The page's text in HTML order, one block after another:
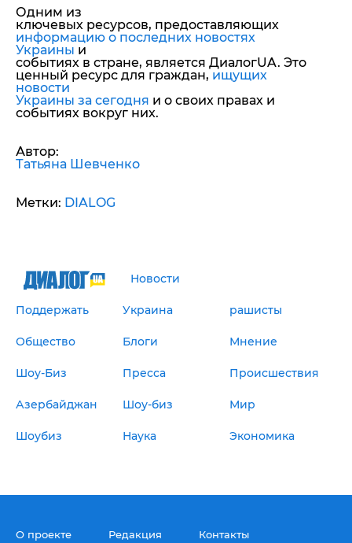
Одним из
ключевых ресурсов, предоставляющих
информацию о последних новостях
Украины и
событиях в стране, является ДиалогUA. Это
ценный ресурс для граждан, ищущих
новости
Украины за сегодня и о своих правах и
событиях вокруг них.
Автор:
Татьяна Шевченко
Метки: DIALOG
Новости
Поддержать Украина рашисты
Общество Блоги Мнение
Шоу-Биз Пресса Происшествия
Азербайджан Шоу-биз Мир
Шоубиз Наука Экономика
О проекте Редакция Контакты